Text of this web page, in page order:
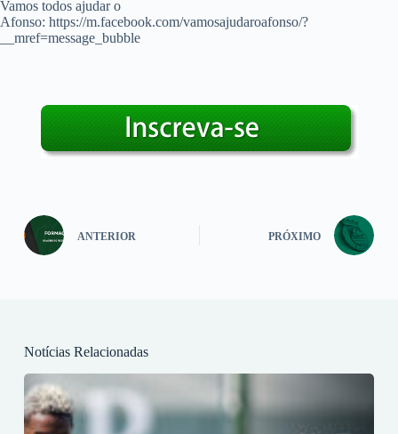
Vamos todos ajudar o
Afonso: https://m.facebook.com/vamosajudaroafonso/?
__mref=message_bubble
ANTERIOR PRÓXIMO
Notícias Relacionadas